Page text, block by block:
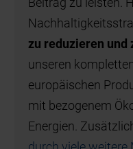
zu reduzieren und
unseren
europäischen
mit bezogenem
Energien.